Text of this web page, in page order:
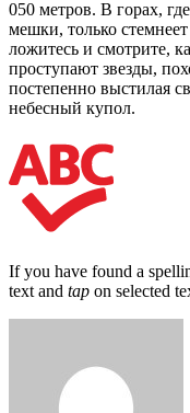
050 метров. В горах,
мешки, только
ложитесь и смотрите,
проступают звезды,
по­степенно выстилая
небесный купол.
If you have found a
text and tap on selected